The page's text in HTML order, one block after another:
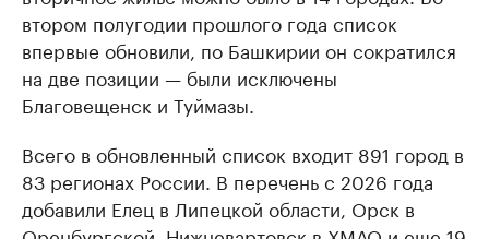
втором полугодии прошлого года список
впервые обновили, по Башкирии он сократился
на две позиции — были исключены
Благовещенск и Туймазы.
Всего в обновленный список входит 891 город в
83 регионах России. В перечень с 2026 года
добавили Елец в Липецкой области, Орск в